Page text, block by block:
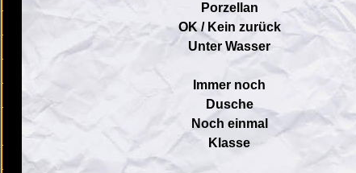
Porzellan
OK / Kein zurück
Unter Wasser
Immer noch
Dusche
Noch einmal
Klasse